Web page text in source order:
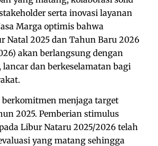
serta inovasi layanan
Marga optimis bahwa
Natal 2025 dan Tahun Baru 2026
akan berlangsung dengan
dan berkeselamatan bagi
berkomitmen menjaga target
2025. Pemberian stimulus
Libur Nataru 2025/2026 telah
yang matang sehingga